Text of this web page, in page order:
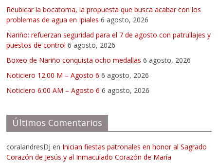
Reubicar la bocatoma, la propuesta que busca acabar con los
problemas de agua en Ipiales 6 agosto, 2026
Nariño: refuerzan seguridad para el 7 de agosto con patrullajes y
puestos de control 6 agosto, 2026
Boxeo de Nariño conquista ocho medallas 6 agosto, 2026
Noticiero 12:00 M – Agosto 6 6 agosto, 2026
Noticiero 6:00 AM – Agosto 6 6 agosto, 2026
Últimos Comentarios
coralandresDJ en Inician fiestas patronales en honor al Sagrado
Corazón de Jesús y al Inmaculado Corazón de María